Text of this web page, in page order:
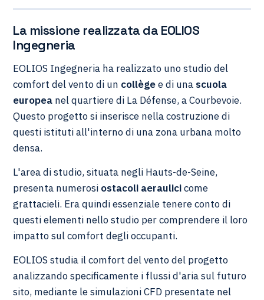
La missione realizzata da EOLIOS
Ingegneria
EOLIOS Ingegneria ha realizzato uno studio del
comfort del vento di un collègee di una scuola
europea nel quartiere di La Défense, a Courbevoie.
Questo progetto si inserisce nella costruzione di
questi istituti all'interno di una zona urbana molto
densa.
L'area di studio, situata negli Hauts-de-Seine,
presenta numerosi ostacoli aeraulicicome
grattacieli. Era quindi essenziale tenere conto di
questi elementi nello studio per comprendere il loro
impatto sul comfort degli occupanti.
EOLIOS studia il comfort del vento del progetto
analizzando specificamente i flussi d'aria sul futuro
sito, mediante le simulazioni CFD presentate nel